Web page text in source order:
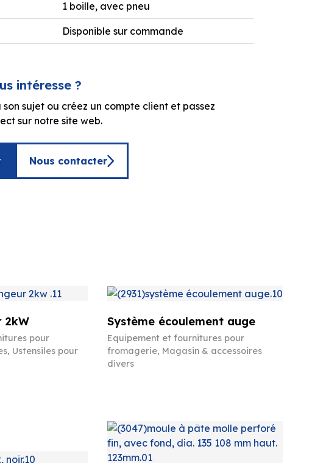
1 boille, avec pneu
Disponible sur commande
intéresse ?
sujet ou créez un compte client et passez
sur notre site web.
Nous contacter
2kW
pour
, Ustensiles pour
Système écoulement auge
Equipement et fournitures pour
fromagerie, Magasin & accessoires
divers